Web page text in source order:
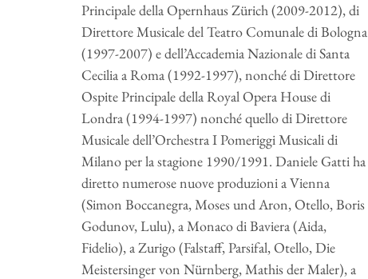
Principale della Opernhaus Zürich (2009-2012), di
Direttore Musicale del Teatro Comunale di Bologna
(1997-2007) e dell’Accademia Nazionale di Santa
Cecilia a Roma (1992-1997), nonché di Direttore
Ospite Principale della Royal Opera House di
Londra (1994-1997) nonché quello di Direttore
Musicale dell’Orchestra I Pomeriggi Musicali di
Milano per la stagione 1990/1991. Daniele Gatti ha
diretto numerose nuove produzioni a Vienna
(Simon Boccanegra, Moses und Aron, Otello, Boris
Godunov, Lulu), a Monaco di Baviera (Aida,
Fidelio), a Zurigo (Falstaff, Parsifal, Otello, Die
Meistersinger von Nürnberg, Mathis der Maler), a